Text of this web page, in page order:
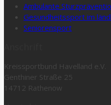
Ambulante
Gesundheitssport im
Seniorensport
Kreissportbund Havelland e.V.
Genthiner Straße 25
14712 Rathenow